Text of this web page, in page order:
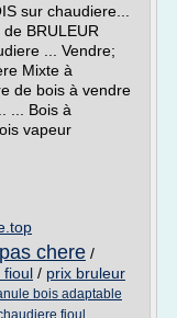
sur chaudiere...
BRULEUR
... Vendre;
Mixte à
de bois à vendre
... Bois à
vapeur
chere /
fioul / prix bruleur
bois adaptable
fioul